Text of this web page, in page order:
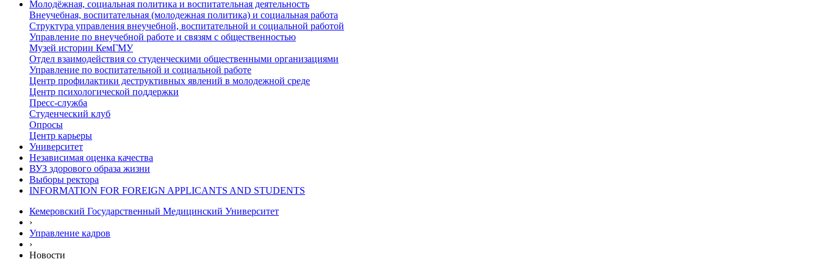
Молодёжная, социальная политика и воспитательная деятельность
Внеучебная, воспитательная (молодежная политика) и социальная работа
Структура управления внеучебной, воспитательной и социальной работой
Управление по внеучебной работе и связям с общественностью
Музей истории КемГМУ
Отдел взаимодействия со студенческими общественными организациями
Управление по воспитательной и социальной работе
Центр профилактики деструктивных явлений в молодежной среде
Центр психологической поддержки
Пресс-служба
Студенческий клуб
Опросы
Центр карьеры
Университет
Независимая оценка качества
ВУЗ здорового образа жизни
Выборы ректора
INFORMATION FOR FOREIGN APPLICANTS AND STUDENTS
Кемеровский Государственный Медицинский Университет
›
Управление кадров
›
Новости